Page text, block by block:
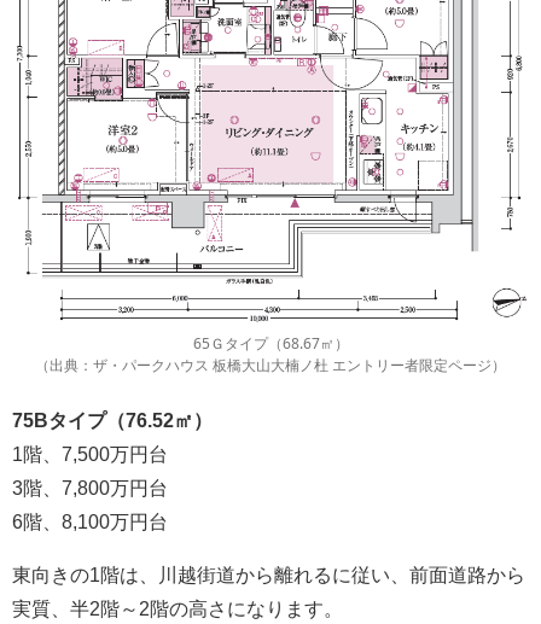
65Ｇタイプ（68.67㎡）
（出典：ザ・パークハウス 板橋大山大楠ノ杜 エントリー者限定ページ）
75Bタイプ（76.52㎡）
1階、7,500万円台
3階、7,800万円台
6階、8,100万円台
東向きの1階は、川越街道から離れるに従い、前面道路から
実質、半2階～2階の高さになります。